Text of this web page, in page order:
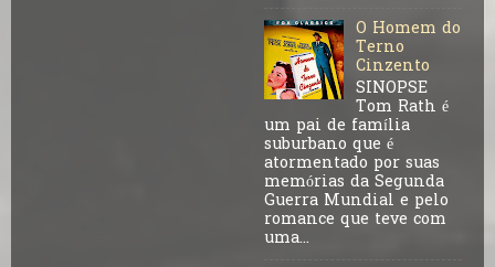
O Homem do
Terno
Cinzento
SINOPSE
Tom Rath é
um pai de família
suburbano que é
atormentado por suas
memórias da Segunda
Guerra Mundial e pelo
romance que teve com
uma...